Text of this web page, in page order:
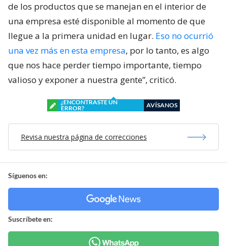
de los productos que se manejan en el interior de
una empresa esté disponible al momento de que
llegue a la primera unidad en lugar. Eso no ocurrió
una vez más en esta empresa, por lo tanto, es algo
que nos hace perder tiempo importante, tiempo
valioso y exponer a nuestra gente”, criticó.
¿ENCONTRASTE UN
ERROR?
AVÍSANOS
Revisa nuestra página de correcciones
Síguenos en:
Suscríbete en: